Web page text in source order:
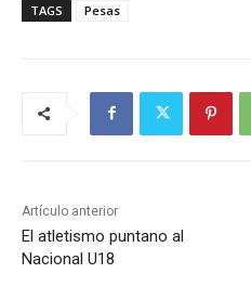
TAGS Pesas
Artículo anterior
El atletismo puntano al
Nacional U18